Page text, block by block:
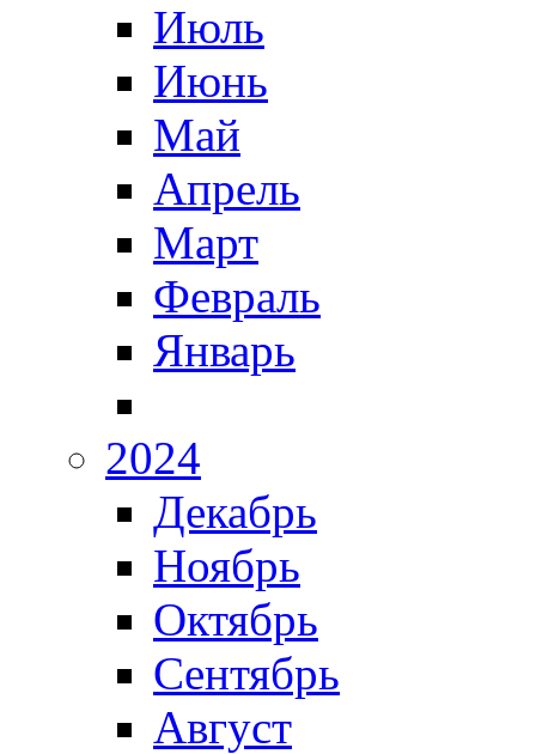
Июль
Июнь
Май
Апрель
Март
Февраль
Январь
2024
Декабрь
Ноябрь
Октябрь
Сентябрь
Август